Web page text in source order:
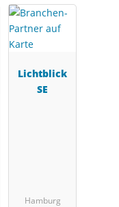
Lichtblick
SE
Hamburg